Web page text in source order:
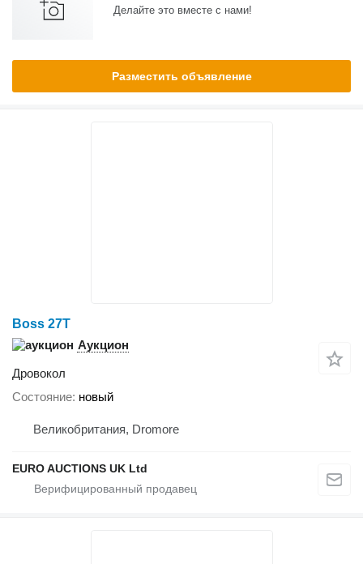
Делайте это вместе с нами!
Разместить объявление
Boss 27T
Аукцион
Дровокол
Состояние новый
Великобритания, Dromore
EURO AUCTIONS UK Ltd